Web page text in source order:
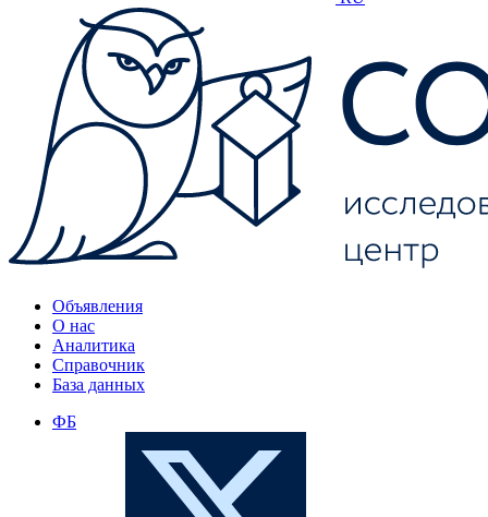
Объявления
О нас
Аналитика
Справочник
База данных
ФБ